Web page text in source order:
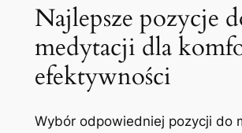
Najlepsze pozycje
medytacji dla
efektywności
Wybór odpowiedniej pozycji do